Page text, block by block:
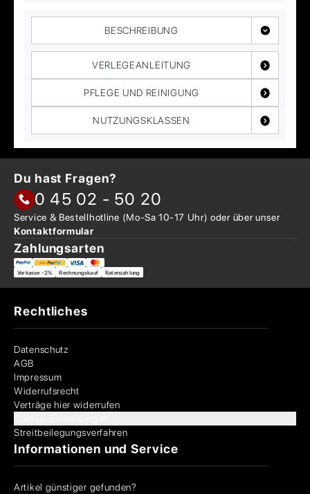
BESCHREIBUNG
VERLEGEANLEITUNG
PFLEGE UND REINIGUNG
NUTZUNGSKLASSEN
Du hast Fragen?
0 45 02 - 50 20
Service & Bestellhotline (Mo-Sa 10-17 Uhr) oder überunser
Kontaktformular
Zahlungsarten
Vorkasse -2% Rechnungskauf Ratenzahlung
Rechtliches
Datenschutz
AGB
Impressum
Widerrufsrecht
Verträge hier widerrufen
Streitbeilegungsverfahren
Informationen und Service
Artikel günstiger gefunden?